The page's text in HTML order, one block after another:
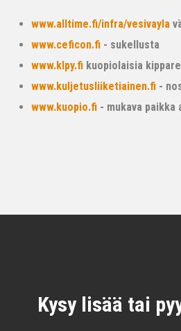
www.alltime.fi/infra/vesivayla
www.ceficon.fi - sukellusta
www.klpy.fi kuopiolaisia
www.kuljetusliiketiainen.fi -
www.kuopio.fi - mukava paikka
Kysy lisää tai